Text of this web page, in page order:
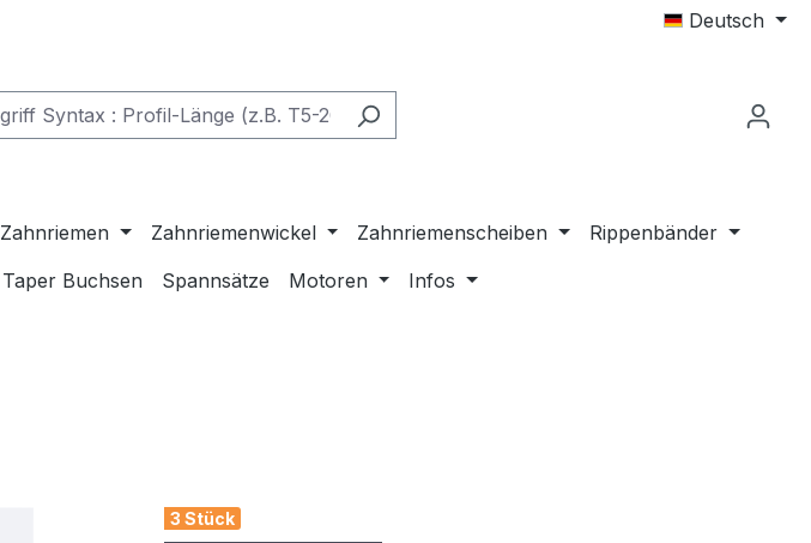
Deutsch
Zahnriemen Zahnriemenwickel Zahnriemenscheiben
Rippenbänder
Taper Buchsen Spannsätze Motoren Infos
3 Stück